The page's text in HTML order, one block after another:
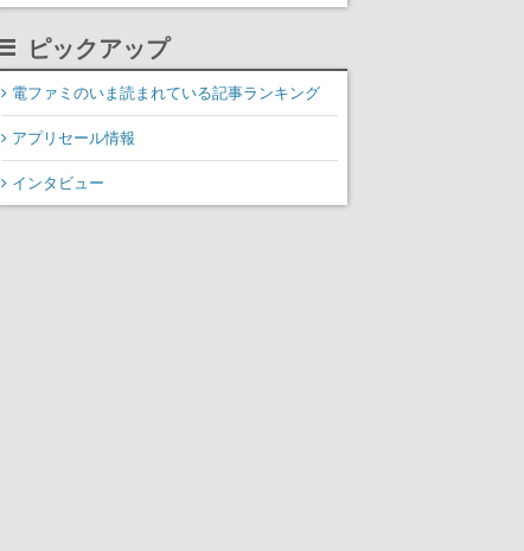
版がSteamで本日8月7日
ピックアップ
電ファミのいま読まれている記事ランキング
アプリセール情報
インタビュー